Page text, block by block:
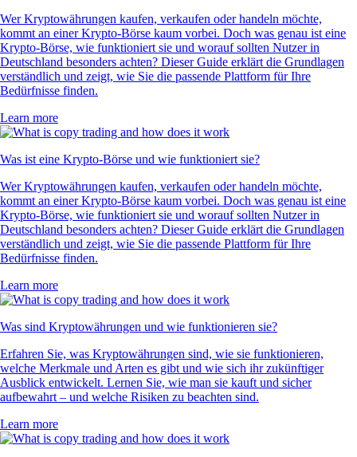
Wer Kryptowährungen kaufen, verkaufen oder handeln möchte,
kommt an einer Krypto-Börse kaum vorbei. Doch was genau ist eine
Krypto-Börse, wie funktioniert sie und worauf sollten Nutzer in
Deutschland besonders achten? Dieser Guide erklärt die Grundlagen
verständlich und zeigt, wie Sie die passende Plattform für Ihre
Bedürfnisse finden.
Learn more
Was ist eine Krypto-Börse und wie funktioniert sie?
Wer Kryptowährungen kaufen, verkaufen oder handeln möchte,
kommt an einer Krypto-Börse kaum vorbei. Doch was genau ist eine
Krypto-Börse, wie funktioniert sie und worauf sollten Nutzer in
Deutschland besonders achten? Dieser Guide erklärt die Grundlagen
verständlich und zeigt, wie Sie die passende Plattform für Ihre
Bedürfnisse finden.
Learn more
Was sind Kryptowährungen und wie funktionieren sie?
Erfahren Sie, was Kryptowährungen sind, wie sie funktionieren,
welche Merkmale und Arten es gibt und wie sich ihr zukünftiger
Ausblick entwickelt. Lernen Sie, wie man sie kauft und sicher
aufbewahrt – und welche Risiken zu beachten sind.
Learn more